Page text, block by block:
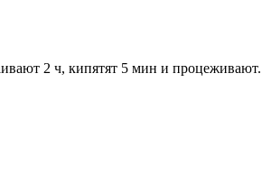
2 ч, кипятят 5 мин и